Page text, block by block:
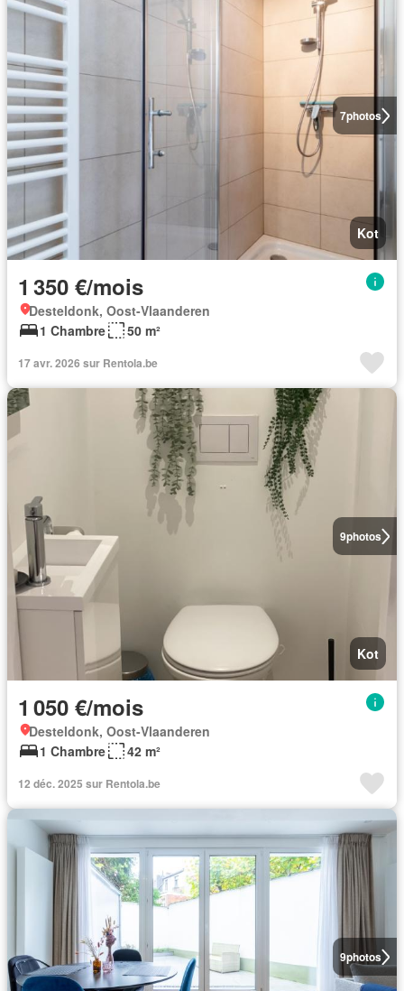
7photos
Kot
1 350 €/mois
Desteldonk, Oost-Vlaanderen
1 Chambre
50 m²
17 avr. 2026 sur Rentola.be
9photos
Kot
1 050 €/mois
Desteldonk, Oost-Vlaanderen
1 Chambre
42 m²
12 déc. 2025 sur Rentola.be
9photos